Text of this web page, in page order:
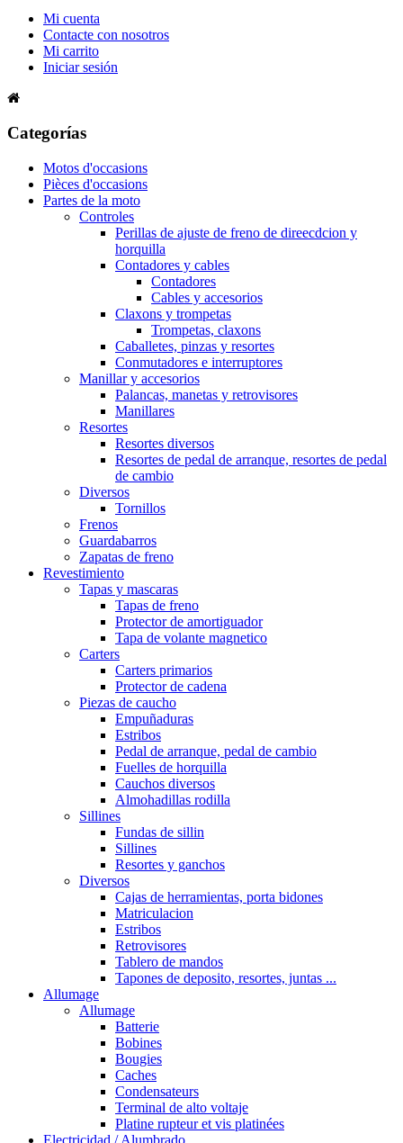
Mi cuenta
Contacte con nosotros
Mi carrito
Iniciar sesión
Categorías
Motos d'occasions
Pièces d'occasions
Partes de la moto
Controles
Perillas de ajuste de freno de direecdcion y
horquilla
Contadores y cables
Contadores
Cables y accesorios
Claxons y trompetas
Trompetas, claxons
Caballetes, pinzas y resortes
Conmutadores e interruptores
Manillar y accesorios
Palancas, manetas y retrovisores
Manillares
Resortes
Resortes diversos
Resortes de pedal de arranque, resortes de pedal
de cambio
Diversos
Tornillos
Frenos
Guardabarros
Zapatas de freno
Revestimiento
Tapas y mascaras
Tapas de freno
Protector de amortiguador
Tapa de volante magnetico
Carters
Carters primarios
Protector de cadena
Piezas de caucho
Empuñaduras
Estribos
Pedal de arranque, pedal de cambio
Fuelles de horquilla
Cauchos diversos
Almohadillas rodilla
Sillines
Fundas de sillin
Sillines
Resortes y ganchos
Diversos
Cajas de herramientas, porta bidones
Matriculacion
Estribos
Retrovisores
Tablero de mandos
Tapones de deposito, resortes, juntas ...
Allumage
Allumage
Batterie
Bobines
Bougies
Caches
Condensateurs
Terminal de alto voltaje
Platine rupteur et vis platinées
Electricidad / Alumbrado